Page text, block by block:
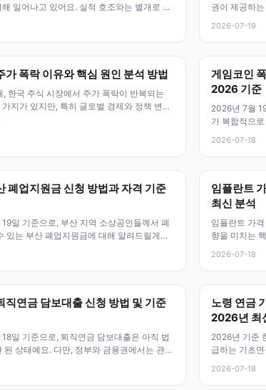
일어나고 있어요. 실적 호조와는 별개로 시
권이 제공하
2026-07-19
폭락 이유와 핵심 원인 분석 방법
한국 주식 시장에서 주가 폭락이 반복되는
지가 있지만, 특히 글로벌 경제와 정책 변화
게임코인
2026 기준
2026년 7월
가 복합적으
2026-07-18
폐업지원금 신청 방법과 자격 기준
일 기준으로, 부산 지역 소상공인들께서 폐
있는 부산 폐업지원금에 대해 알려드릴게요.
임플란트
최신 분석
임플란트 가
향을 미치는
2026-07-18
연금 담보대출 신청 방법 및 기준
일 기준으로, 퇴직연금 담보대출은 아직 법
된 상태예요. 다만, 정부와 금융권에서는 관련
노령 연금
2026년 최
2026년 기준
급하는 기초
2026-07-18